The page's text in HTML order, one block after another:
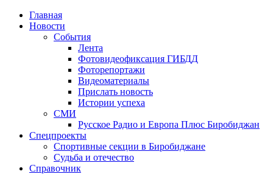
Главная
Новости
События
Лента
Фотовидеофиксация ГИБДД
Фоторепортажи
Видеоматериалы
Прислать новость
Истории успеха
СМИ
Русское Радио и Европа Плюс Биробиджан
Спецпроекты
Спортивные секции в Биробиджане
Судьба и отечество
Справочник